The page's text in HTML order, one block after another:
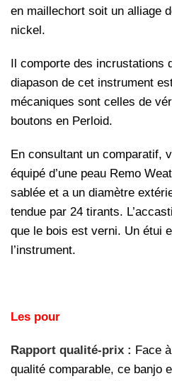
en maillechort soit un alliage
nickel.
Il comporte des incrustations
diapason de cet instrument
mécaniques sont celles de
boutons en Perloid.
En consultant un comparatif,
équipé d’une peau Remo
sablée et a un diamètre
tendue par 24 tirants.
que le bois est verni. Un étui
l’instrument.
Les pour
Rapport qualité-prix : Face
qualité comparable, ce banjo